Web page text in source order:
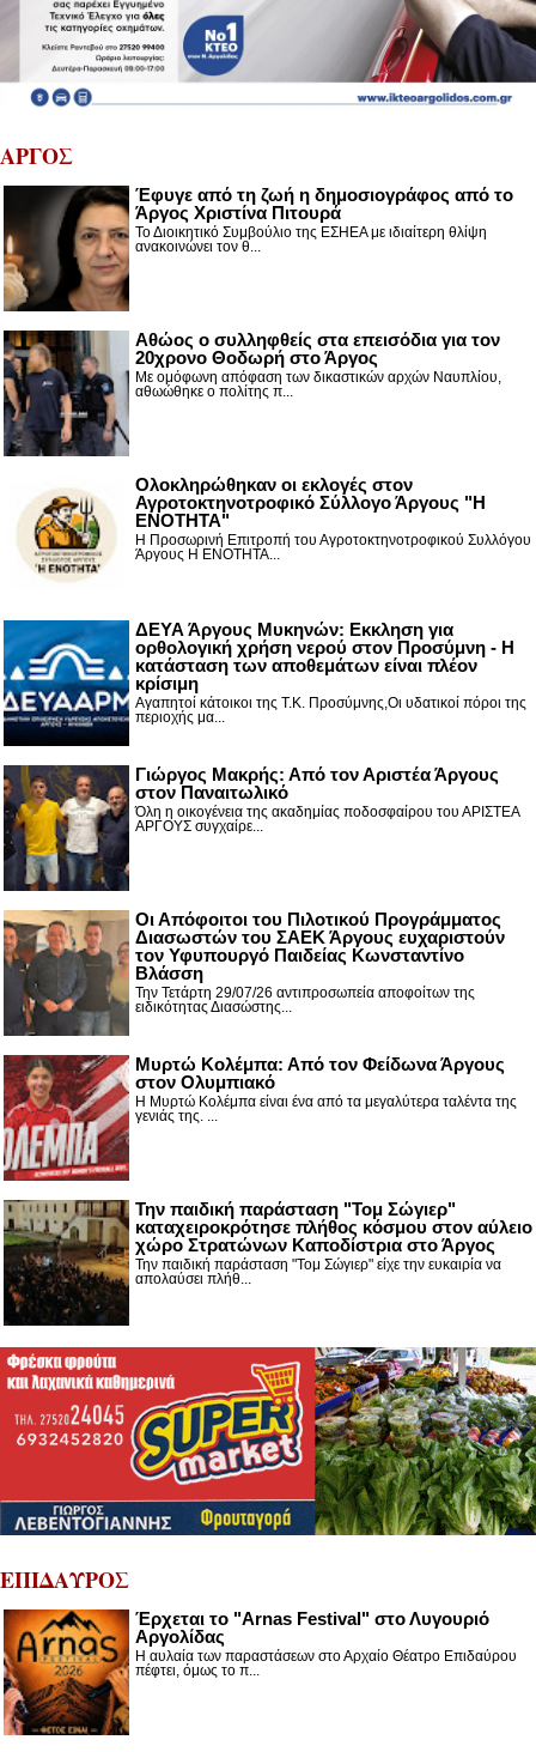
ΑΡΓΟΣ
Έφυγε από τη ζωή η δημοσιογράφος από το
Άργος Χριστίνα Πιτουρά
Το Διοικητικό Συμβούλιο της ΕΣΗΕΑ με ιδιαίτερη θλίψη
ανακοινώνει τον θ...
Αθώος ο συλληφθείς στα επεισόδια για τον
20χρονο Θοδωρή στο Άργος
Με ομόφωνη απόφαση των δικαστικών αρχών Ναυπλίου,
αθωώθηκε ο πολίτης π...
Ολοκληρώθηκαν οι εκλογές στον
Αγροτοκτηνοτροφικό Σύλλογο Άργους "Η
ΕΝΟΤΗΤΑ"
Η Προσωρινή Επιτροπή του Αγροτοκτηνοτροφικού Συλλόγου
Άργους Η ΕΝΟΤΗΤΑ...
ΔΕΥΑ Άργους Μυκηνών: Εκκληση για
ορθολογική χρήση νερού στον Προσύμνη - Η
κατάσταση των αποθεμάτων είναι πλέον
κρίσιμη
Αγαπητοί κάτοικοι της Τ.Κ. Προσύμνης,Οι υδατικοί πόροι της
περιοχής μα...
Γιώργος Μακρής: Από τον Αριστέα Άργους
στον Παναιτωλικό
Όλη η οικογένεια της ακαδημίας ποδοσφαίρου του ΑΡΙΣΤΕΑ
ΑΡΓΟΥΣ συγχαίρε...
Οι Απόφοιτοι του Πιλοτικού Προγράμματος
Διασωστών του ΣΑΕΚ Άργους ευχαριστούν
τον Υφυπουργό Παιδείας Κωνσταντίνο
Βλάσση
Την Τετάρτη 29/07/26 αντιπροσωπεία αποφοίτων της
ειδικότητας Διασώστης...
Μυρτώ Κολέμπα: Από τον Φείδωνα Άργους
στον Ολυμπιακό
Η Μυρτώ Κολέμπα είναι ένα από τα μεγαλύτερα ταλέντα της
γενιάς της. ...
Την παιδική παράσταση "Τομ Σώγιερ"
καταχειροκρότησε πλήθος κόσμου στον αύλειο
χώρο Στρατώνων Καποδίστρια στο Άργος
Την παιδική παράσταση "Τομ Σώγιερ" είχε την ευκαιρία να
απολαύσει πλήθ...
ΕΠΙΔΑΥΡΟΣ
Έρχεται το "Arnas Festival" στο Λυγουριό
Αργολίδας
Η αυλαία των παραστάσεων στο Αρχαίο Θέατρο Επιδαύρου
πέφτει, όμως το π...